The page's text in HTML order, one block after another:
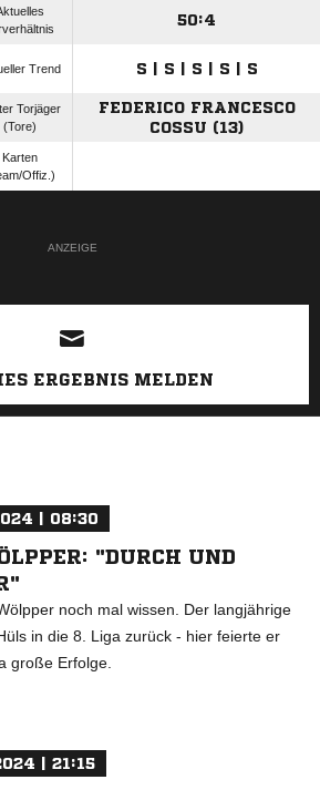
50:4
Trend S | S | S | S | S
Torjäger
(Tore)
FEDERICO FRANCESCO
COSSU (13)
Karten
Offiz.)
ANZEIGE
ERGEBNIS MELDEN
| 08:30
"DURCH UND
noch mal wissen. Der langjährige
in die 8. Liga zurück - hier feierte er
große Erfolge.
| 21:15